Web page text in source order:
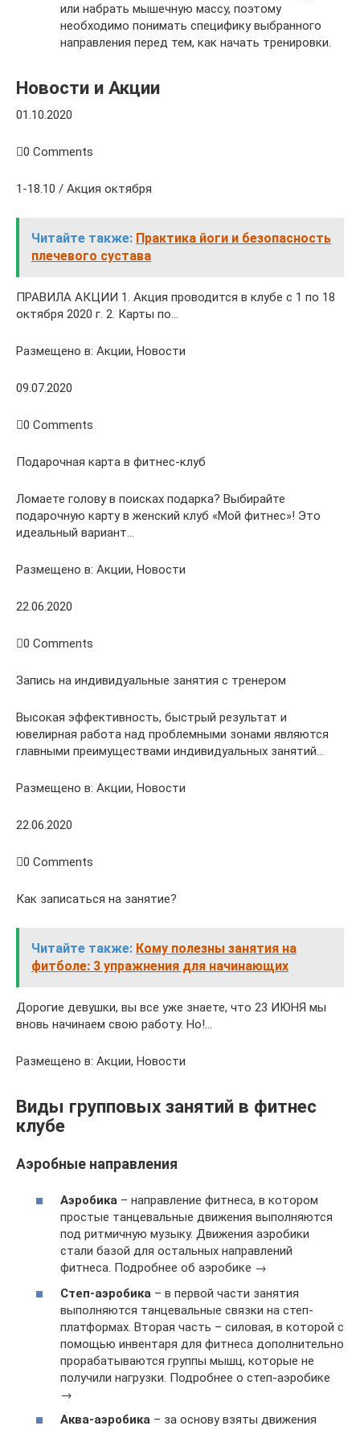
или набрать мышечную массу, поэтому
необходимо понимать специфику выбранного
направления перед тем, как начать тренировки.
Новости и Акции
01.10.2020
0 Comments
1-18.10 / Акция октября
Читайте также: Практика йоги и безопасность
плечевого сустава
ПРАВИЛА АКЦИИ 1. Акция проводится в клубе с 1 по 18
октября 2020 г. 2. Карты по…
Размещено в: Акции, Новости
09.07.2020
0 Comments
Подарочная карта в фитнес-клуб
Ломаете голову в поисках подарка? Выбирайте
подарочную карту в женский клуб «Мой фитнес»! Это
идеальный вариант…
Размещено в: Акции, Новости
22.06.2020
0 Comments
Запись на индивидуальные занятия с тренером
Высокая эффективность, быстрый результат и
ювелирная работа над проблемными зонами являются
главными преимуществами индивидуальных занятий…
Размещено в: Акции, Новости
22.06.2020
0 Comments
Как записаться на занятие?
Читайте также: Кому полезны занятия на
фитболе: 3 упражнения для начинающих
Дорогие девушки, вы все уже знаете, что 23 ИЮНЯ мы
вновь начинаем свою работу. Но!…
Размещено в: Акции, Новости
Виды групповых занятий в фитнес
клубе
Аэробные направления
Аэробика – направление фитнеса, в котором
простые танцевальные движения выполняются
под ритмичную музыку. Движения аэробики
стали базой для остальных направлений
фитнеса. Подробнее об аэробике →
Степ-аэробика – в первой части занятия
выполняются танцевальные связки на степ-
платформах. Вторая часть – силовая, в которой с
помощью инвентаря для фитнеса дополнительно
прорабатываются группы мышц, которые не
получили нагрузки. Подробнее о степ-аэробике
→
Аква-аэробика – за основу взяты движения